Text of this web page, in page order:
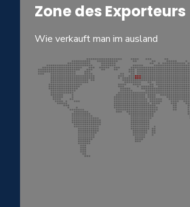
Zone des Exporteurs
Wie verkauft man im ausland